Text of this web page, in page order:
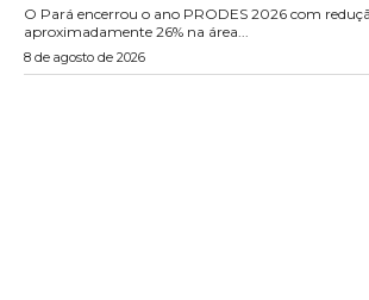
O Pará encerrou o ano PRODES 2026 com
aproximadamente 26% na área...
8 de agosto de 2026